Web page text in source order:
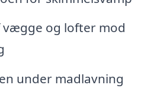
vægge og lofter mod
under madlavning